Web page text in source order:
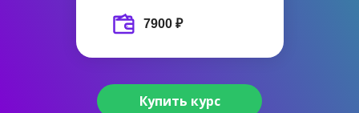
Купить курс
7900 ₽